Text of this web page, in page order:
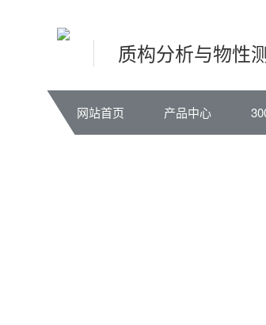
质构分析与物性
网站首页 产品中心